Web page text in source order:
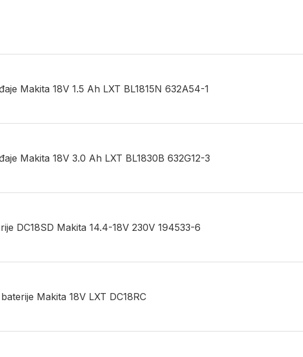
Makita 18V 1.5 Ah LXT BL1815N 632A54-1
Makita 18V 3.0 Ah LXT BL1830B 632G12-3
DC18SD Makita 14.4-18V 230V 194533-6
Makita 18V LXT DC18RC